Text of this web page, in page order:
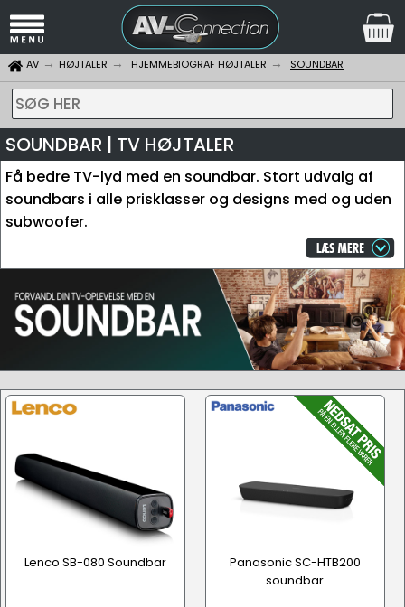
AV HØJTALER HJEMMEBIOGRAF HØJTALER SOUNDBAR
SØG HER
SOUNDBAR | TV HØJTALER
Få bedre TV-lyd med en soundbar. Stort udvalg af
soundbars i alle prisklasser og designs med og uden
subwoofer.
Lenco SB-080 Soundbar
Panasonic SC-HTB200
soundbar